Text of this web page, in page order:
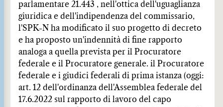
parlamentare 21.443 , nell'ottica dell'uguaglianza
giuridica e dell'indipendenza del commissario,
l'SPK-N ha modificato il suo progetto di decreto
e ha proposto un'indennità di fine rapporto
analoga a quella prevista per il Procuratore
federale e il Procuratore generale. il Procuratore
federale e i giudici federali di prima istanza (oggi:
art. 12 dell'ordinanza dell'Assemblea federale del
17.6.2022 sul rapporto di lavoro del capo